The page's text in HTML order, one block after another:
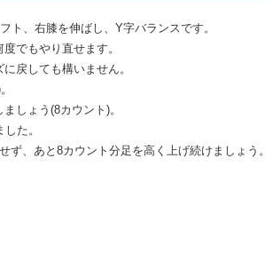
ト、右膝を伸ばし、Y字バランスです。
でもやり直せます。
戻しても構いません。
しょう(8カウント)。
た。
、あと8カウント分足を高く上げ続けましょう。